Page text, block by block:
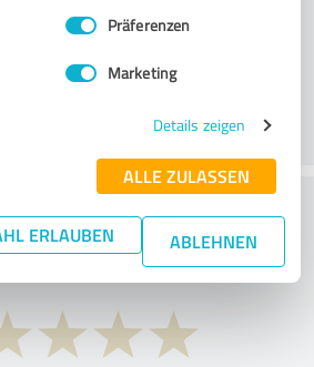
Präferenzen
Marketing
Details zeigen
ALLE ZULASSEN
ERLAUBEN ABLEHNEN
Kundservice
think of the price to
ratio?